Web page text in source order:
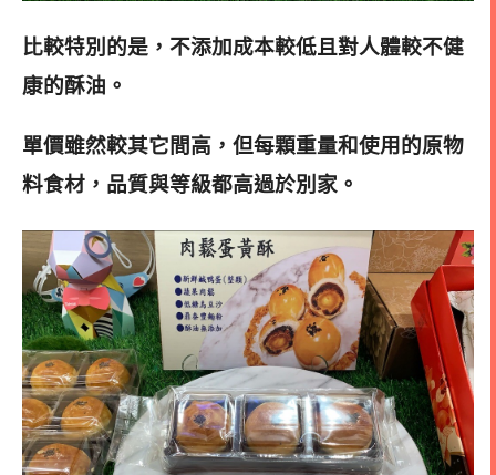
比較特別的是，不添加成本較低且對人體較不健
康的酥油 。
單價雖然較其它間高，但每顆重量和使用的原物
料食材，品質與等級都高過於別家。